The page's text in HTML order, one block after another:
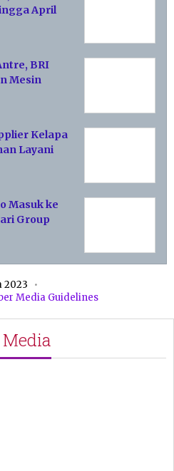
April
BRI
Mesin
Kelapa
Layani
Masuk ke
Group
2023
Media Guidelines